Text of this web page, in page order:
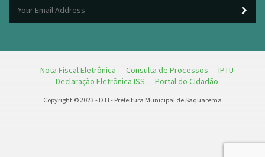
Nota Fiscal Eletrônica Consulta de Processos
IPTU
Declaração Eletrônica ISS
Portal do Cidadão
Copyright © 2023 - DTI - Prefeitura Municipal de Saquarema